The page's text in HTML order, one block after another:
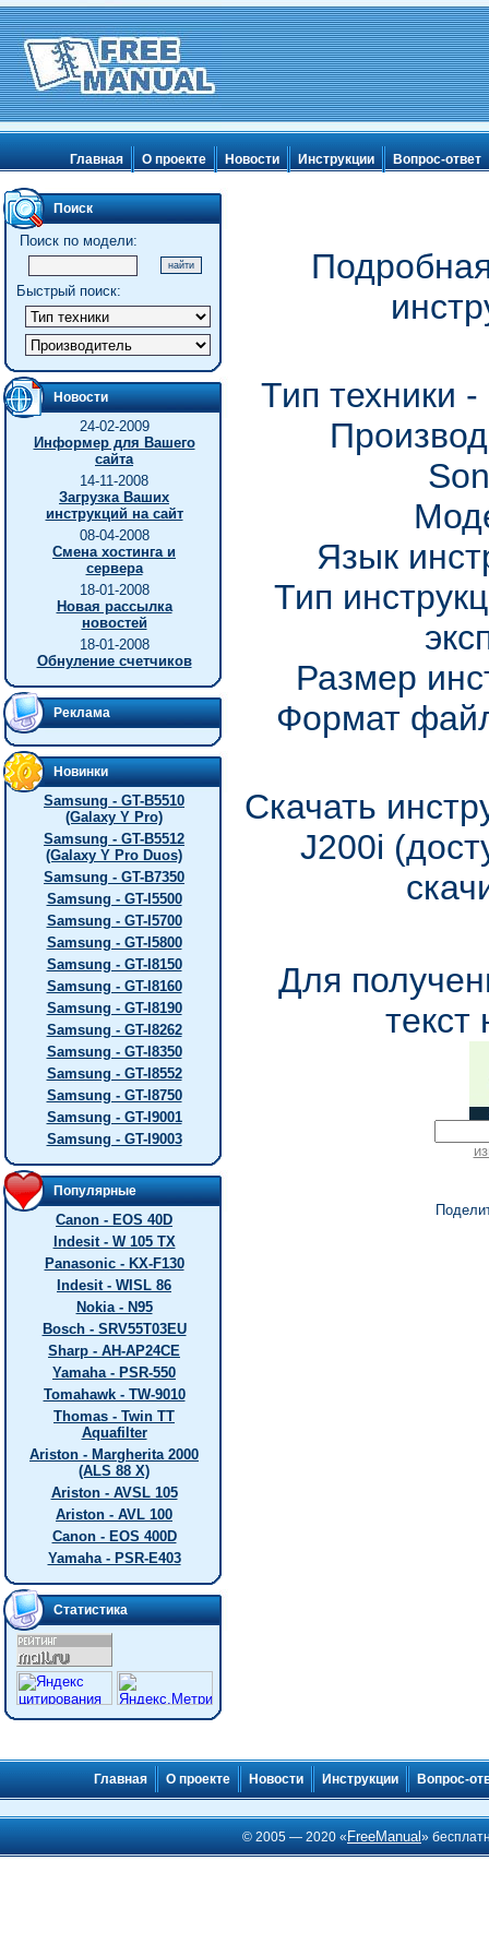
Главная О проекте Новости Инструкции Вопрос-ответ
Поиск
Поиск по модели:
Быстрый поиск:
Новости
24-02-2009
Информер для Вашего
сайта
14-11-2008
Загрузка Ваших
инструкций на сайт
08-04-2008
Смена хостинга и
сервера
18-01-2008
Новая рассылка
новостей
18-01-2008
Обнуление счетчиков
Реклама
Новинки
Samsung - GT-B5510
(Galaxy Y Pro)
Samsung - GT-B5512
(Galaxy Y Pro Duos)
Samsung - GT-B7350
Samsung - GT-I5500
Samsung - GT-I5700
Samsung - GT-I5800
Samsung - GT-I8150
Samsung - GT-I8160
Samsung - GT-I8190
Samsung - GT-I8262
Samsung - GT-I8350
Samsung - GT-I8552
Samsung - GT-I8750
Samsung - GT-I9001
Samsung - GT-I9003
Популярные
Canon - EOS 40D
Indesit - W 105 TX
Panasonic - KX-F130
Indesit - WISL 86
Nokia - N95
Bosch - SRV55T03EU
Sharp - AH-AP24CE
Yamaha - PSR-550
Tomahawk - TW-9010
Thomas - Twin TT
Aquafilter
Ariston - Margherita 2000
(ALS 88 X)
Ariston - AVSL 105
Ariston - AVL 100
Canon - EOS 400D
Yamaha - PSR-E403
Статистика
Тип техники
Язык
Тип
Размер
Формат
Скачать
J200i
Для
текст
Главная О проекте Новости Инструкции Вопрос-
© 2005 — 2020 « FreeManual»